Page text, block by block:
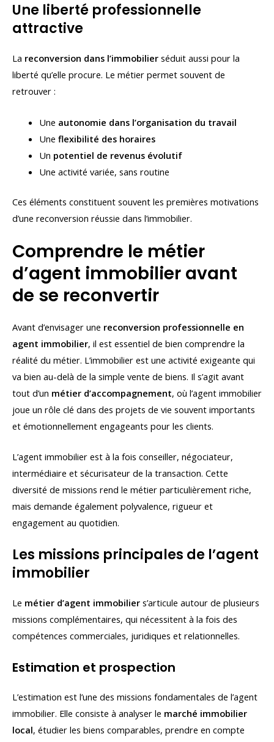
Une liberté professionnelle
attractive
La reconversion dans l’immobilier séduit aussi pour la
liberté qu’elle procure. Le métier permet souvent de
retrouver :
Une autonomie dans l’organisation du travail
Une flexibilité des horaires
Un potentiel de revenus évolutif
Une activité variée, sans routine
Ces éléments constituent souvent les premières motivations
d’une reconversion réussie dans l’immobilier.
Comprendre le métier
d’agent immobilier avant
de se reconvertir
Avant d’envisager une reconversion professionnelle en
agent immobilier, il est essentiel de bien comprendre la
réalité du métier. L’immobilier est une activité exigeante qui
va bien au-delà de la simple vente de biens. Il s’agit avant
tout d’un métier d’accompagnement, où l’agent immobilier
joue un rôle clé dans des projets de vie souvent importants
et émotionnellement engageants pour les clients.
L’agent immobilier est à la fois conseiller, négociateur,
intermédiaire et sécurisateur de la transaction. Cette
diversité de missions rend le métier particulièrement riche,
mais demande également polyvalence, rigueur et
engagement au quotidien.
Les missions principales de l’agent
immobilier
Le métier d’agent immobilier s’articule autour de plusieurs
missions complémentaires, qui nécessitent à la fois des
compétences commerciales, juridiques et relationnelles.
Estimation et prospection
L’estimation est l’une des missions fondamentales de l’agent
immobilier. Elle consiste à analyser le marché immobilier
local, étudier les biens comparables, prendre en compte